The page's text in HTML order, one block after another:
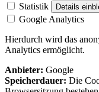
Statistik
Details
Google Analytics
Hierdurch wird das
Analytics ermöglicht.
Anbieter: Google
Speicherdauer: Die